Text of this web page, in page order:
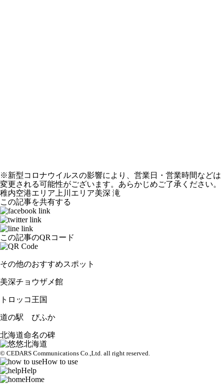
※新型コロナウイルスの影響により、営業日・営業時間などは
変更される可能性がございます。あらかじめご了承ください。
稚内空港エリア 上川エリア美深 滝
この記事を共有する
この記事のQRコード
その他のおすすめスポット
美深チョウザメ館
トロッコ王国
道の駅 びふか
北海道命名の碑
© CEDARS Communications Co.,Ltd. all right reserved.
How to use
Help
Home